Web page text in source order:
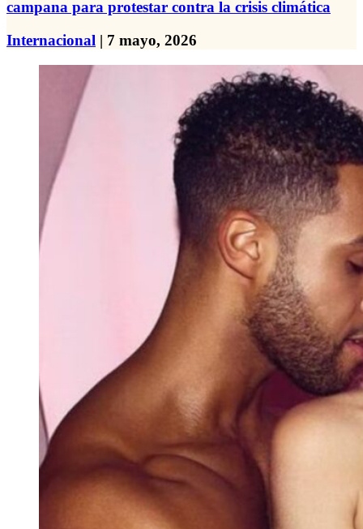
campana para protestar contra la crisis climática
Internacional | 7 mayo, 2026